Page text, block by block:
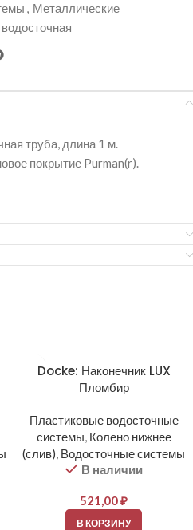
, Металлические
труба, длина 1 м.
покрытие Purman(r).
Docke: Наконечник LUX
Пломбир
Пластиковые водосточные
системы, Колено нижнее
(слив), Водосточные системы
В наличии
521,00₽
В КОРЗИНУ